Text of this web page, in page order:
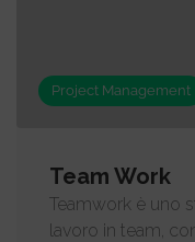
Project Management
Team Work
Teamwork è uno
lavoro in team,